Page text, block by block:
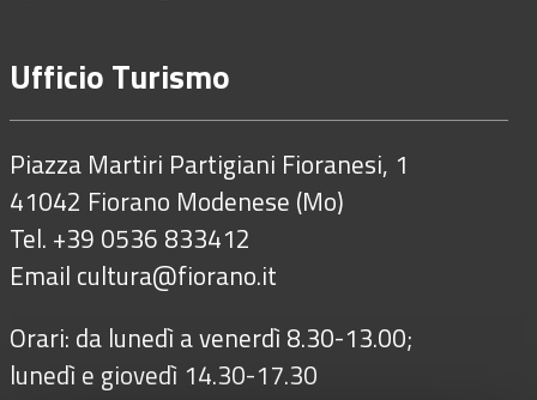
Ufficio Turismo
Piazza Martiri Partigiani Fioranesi, 1
41042 Fiorano Modenese (Mo)
Tel. +39 0536 833412
Email cultura@fiorano.it
Orari: da lunedì a venerdì 8.30-13.00;
lunedì e giovedì 14.30-17.30